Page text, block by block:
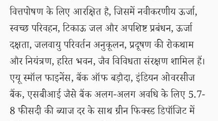
वित्तपोषण के लिए आरक्षित है, जिसमें नवीकरणीय ऊर्जा,
स्वच्छ परिवहन, टिकाऊ जल और अपशिष्ट प्रबंधन, ऊर्जा
दक्षता, जलवायु परिवर्तन अनुकूलन, प्रदूषण की रोकथाम
और नियंत्रण, हरित भवन, जैव विविधता संरक्षण शामिल हैं।
एयू स्मॉल फाइनेंस, बैंक ऑफ बड़ौदा, इंडियन ओवरसीज
बैंक, एसबीआई जैसे बैंक अलग-अलग अवधि के लिए 5.7-
8 फीसदी की ब्याज दर के साथ ग्रीन फिक्स्ड डिपॉजिट में